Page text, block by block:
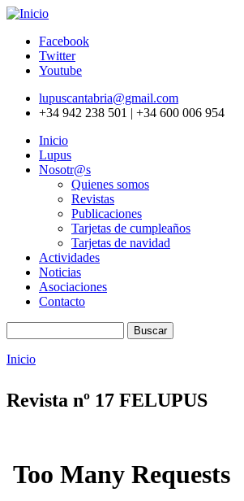
Pasar al contenido principal
Facebook
Twitter
Youtube
lupuscantabria@gmail.com
+34 942 238 501 | +34 600 006 954
Inicio
Lupus
Nosotr@s
Quienes somos
Revistas
Publicaciones
Tarjetas de cumpleaños
Tarjetas de navidad
Actividades
Noticias
Asociaciones
Contacto
Inicio
Revista nº 17 FELUPUS